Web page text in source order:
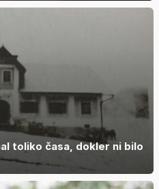
toliko časa, dokler ni bilo